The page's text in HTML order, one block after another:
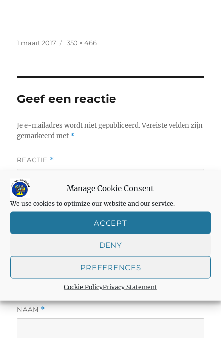
Manage Cookie Consent
We use cookies to optimize our website and our service.
ACCEPT
DENY
PREFERENCES
Cookie PolicyPrivacy Statement
Geplaatst
1 maart 2017
Volledige
350 × 466
Geef een reactie
Je e-mailadres wordt niet gepubliceerd. Vereiste velden zijn
gemarkeerd met *
REACTIE *
NAAM *